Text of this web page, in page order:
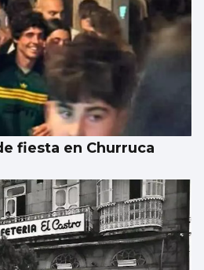
fiesta en Churruca